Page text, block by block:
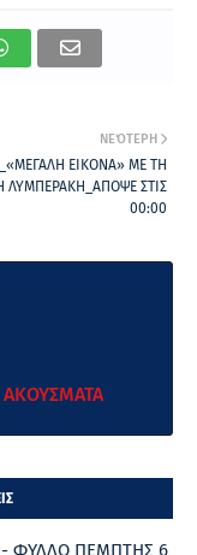
ΝΕΌΤΕΡΗ
ΕΙΚΟΝΑ» ΜΕ ΤΗ
ΛΥΜΠΕΡΑΚΗ_ΑΠΟΨΕ ΣΤΙΣ
00:00
ΑΚΟΥΣΜΑΤΑ
ΦΥΛΛΟ ΠΕΜΠΤΗΣ 6